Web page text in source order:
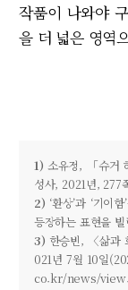
작품이 나와야
을 더 넓은 영역
1) 소유정, 「슈거
성사, 2021년, 277
2) ‘환상’과 ‘기이
등장하는 표현을
3) 한승빈, 〈삶과
021년 7월 10일
co.kr/news/